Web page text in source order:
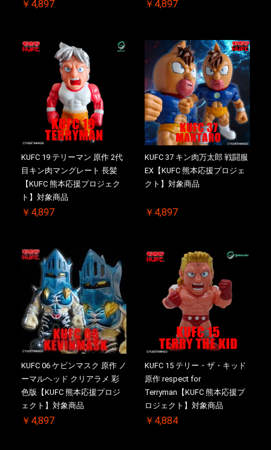
￥4,897 ￥4,897
KUFC 19 テリーマン 原作 2代
目キン肉マングレート 長髪
【KUFC 熊本応援プロジェク
ト】対象商品
￥4,897
KUFC 37 キン肉万太郎 戦闘服
EX【KUFC 熊本応援プロジェ
クト】対象商品
￥4,897
KUFC 06 ケビンマスク 原作 ノ
ーマルヘッド クリアラメ 彩
色版【KUFC 熊本応援プロジ
ェクト】対象商品
￥4,897
KUFC 15 テリー・ザ・キッド
原作 respect for
Terryman【KUFC 熊本応援プ
ロジェクト】対象商品
￥4,884